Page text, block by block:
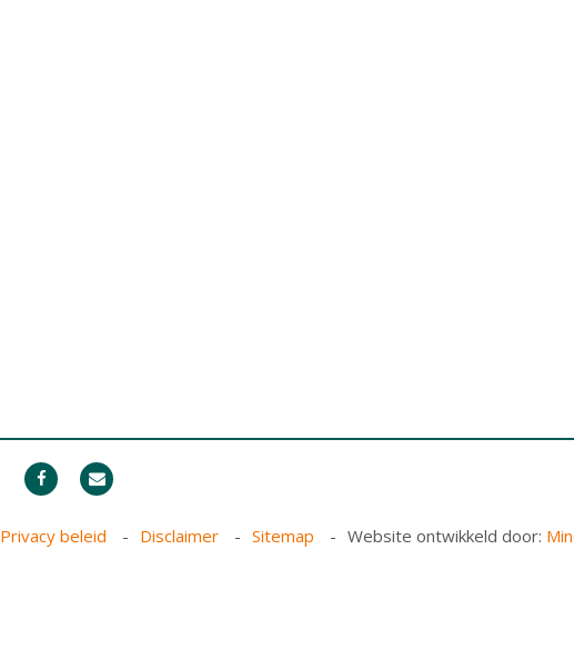
Privacy beleid Disclaimer Sitemap Website ontwikkeld door: